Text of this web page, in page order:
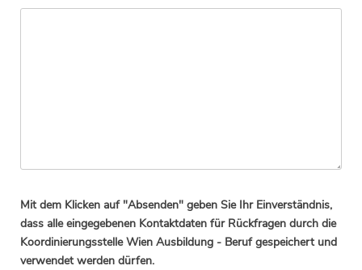
Mit dem Klicken auf "Absenden" geben Sie Ihr Einverständnis,
dass alle eingegebenen Kontaktdaten für Rückfragen durch die
Koordinierungsstelle Wien Ausbildung - Beruf gespeichert und
verwendet werden dürfen.